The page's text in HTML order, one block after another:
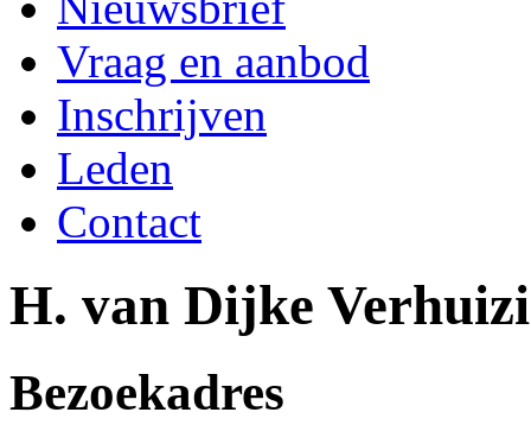
Vraag en aanbod
Inschrijven
Leden
Contact
H. van Dijke
Bezoekadres